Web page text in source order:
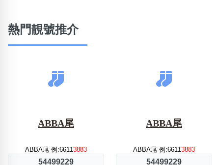
熱門靚號推介
ABBA尾
ABBA尾 例:66113883
54499229
ABBA尾
ABBA尾 例:66113883
54499229